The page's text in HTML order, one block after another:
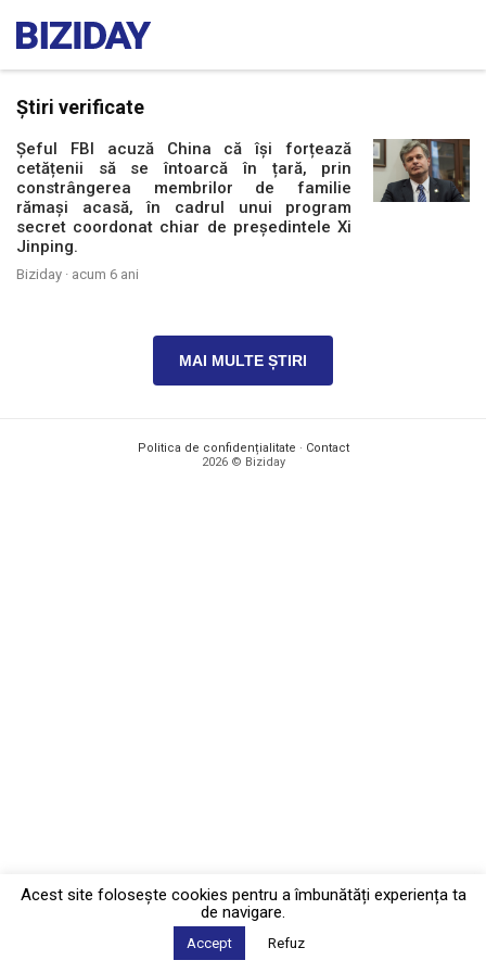
Știri verificate
Șeful FBI acuză China că își forțează
cetățenii să se întoarcă în țară, prin
constrângerea membrilor de familie
rămași acasă, în cadrul unui program
secret coordonat chiar de președintele Xi
Jinping.
Biziday · acum 6 ani
MAI MULTE ȘTIRI
Politica de confidențialitate · Contact
2026 © Biziday
Acest site foloseşte cookies pentru a îmbunătăți experiența ta
de navigare.
Accept Refuz